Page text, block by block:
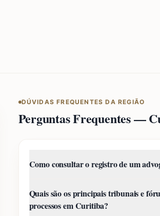
DÚVIDAS FREQUENTES DA REGIÃO
Perguntas Frequentes —
Como consultar o registro de um
Quais são os principais tribunais e
processos em Curitiba?